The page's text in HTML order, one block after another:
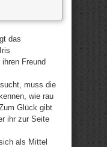
das
Freund
muss die
wie rau
Glück gibt
ihr zur Seite
als Mittel